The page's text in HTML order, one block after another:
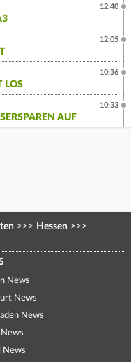
12:40
12:05
LOS
10:36
AUF
10:33
>>> Hessen >>>
News
News
News
News